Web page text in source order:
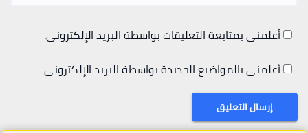
أعلمني بمتابعة التعليقات بواسطة البريد الإلكتروني.
أعلمني بالمواضيع الجديدة بواسطة البريد الإلكتروني.